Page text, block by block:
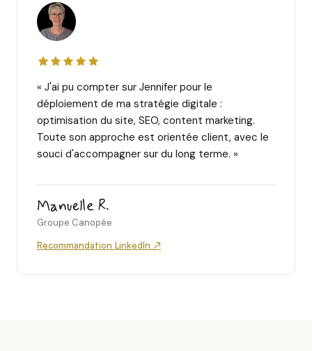
« J'ai pu compter sur Jennifer pour le
déploiement de ma stratégie digitale :
optimisation du site, SEO, content marketing.
Toute son approche est orientée client, avec le
souci d'accompagner sur du long terme. »
Manuelle R.
Groupe Canopée
Recommandation LinkedIn ↗